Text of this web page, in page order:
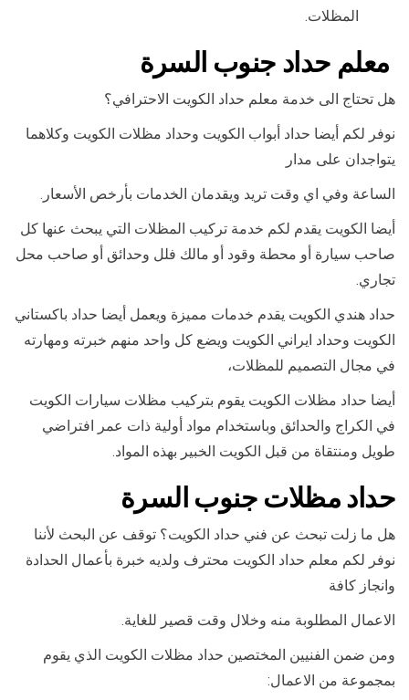
المظلات.
معلم حداد جنوب السرة
هل تحتاج الى خدمة معلم حداد الكويت الاحترافي؟
نوفر لكم أيضا حداد أبواب الكويت وحداد مظلات الكويت وكلاهما
يتواجدان على مدار
الساعة وفي اي وقت تريد ويقدمان الخدمات بأرخص الأسعار.
أيضا الكويت يقدم لكم خدمة تركيب المظلات التي يبحث عنها كل
صاحب سيارة أو محطة وقود أو مالك فلل وحدائق أو صاحب محل
تجاري.
حداد هندي الكويت يقدم خدمات مميزة ويعمل أيضا حداد باكستاني
الكويت وحداد ايراني الكويت ويضع كل واحد منهم خبرته ومهارته
في مجال التصميم للمظلات،
أيضا حداد مظلات الكويت يقوم بتركيب مظلات سيارات الكويت
في الكراج والحدائق وباستخدام مواد أولية ذات عمر افتراضي
طويل ومنتقاة من قبل الكويت الخبير بهذه المواد.
حداد مظلات جنوب السرة
هل ما زلت تبحث عن فني حداد الكويت؟ توقف عن البحث لأننا
نوفر لكم معلم حداد الكويت محترف ولديه خبرة بأعمال الحدادة
وانجاز كافة
الاعمال المطلوبة منه وخلال وقت قصير للغاية.
ومن ضمن الفنيين المختصين حداد مظلات الكويت الذي يقوم
بمجموعة من الاعمال: